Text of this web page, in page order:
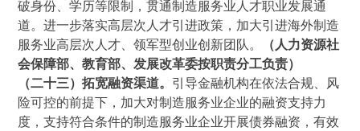
破身份、学历等限制，贯通制造服务业人才职业发展通
道。进一步落实高层次人才引进政策，加大引进海外制造
服务业高层次人才、领军型创业创新团队。
（人力资源社
会保障部、教育部、发展改革委按职责分工负责）
（二十三）拓宽融资渠道。 引导金融机构在依法合规、风
险可控的前提下，加大对制造服务业企业的融资支持力
度，支持符合条件的制造服务业企业开展债券融资，有效